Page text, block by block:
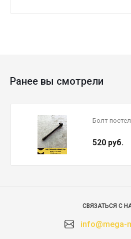
Ранее вы смотрели
Болт
520 руб.
СВЯЗАТЬСЯ С
info@mega-